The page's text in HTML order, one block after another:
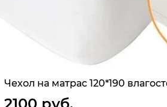
Чехол на матрас 120*190